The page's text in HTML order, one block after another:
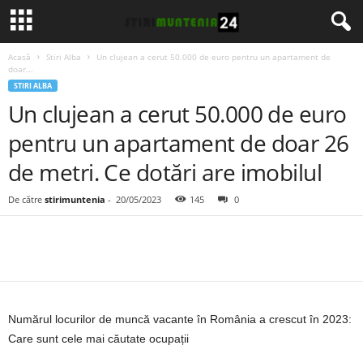
Acasă Stiri Alba
Un clujean a cerut 50.000 de euro pentru un apartament de
doar...
STIRI ALBA
Un clujean a cerut 50.000 de euro
pentru un apartament de doar 26
de metri. Ce dotări are imobilul
De către stirimuntenia - 20/05/2023 145 0
Numărul locurilor de muncă vacante în România a crescut în 2023:
Care sunt cele mai căutate ocupații